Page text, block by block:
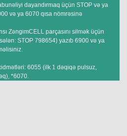
dayandırmaq üçün STOP və ya
və ya 6070 qısa nömrəsinə
ZəngimCELL parçasını silmək üçün
STOP 798654) yazıb 6900 və ya
6055 (ilk 1 dəqiqə pulsuz,
*6070.